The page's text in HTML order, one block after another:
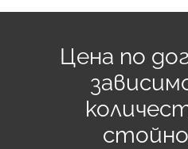
Цена по